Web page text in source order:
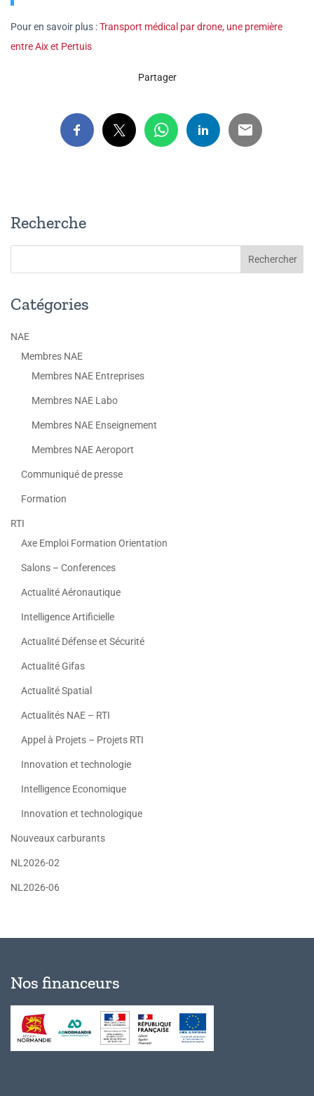
Pour en savoir plus :Transport médical par drone, une première
entre Aix et Pertuis
Partager
Recherche
Catégories
NAE
Membres NAE
Membres NAE Entreprises
Membres NAE Labo
Membres NAE Enseignement
Membres NAE Aeroport
Communiqué de presse
Formation
RTI
Axe Emploi Formation Orientation
Salons – Conferences
Actualité Aéronautique
Intelligence Artificielle
Actualité Défense et Sécurité
Actualité Gifas
Actualité Spatial
Actualités NAE – RTI
Appel à Projets – Projets RTI
Innovation et technologie
Intelligence Economique
Innovation et technologique
Nouveaux carburants
NL2026-02
NL2026-06
Nos financeurs